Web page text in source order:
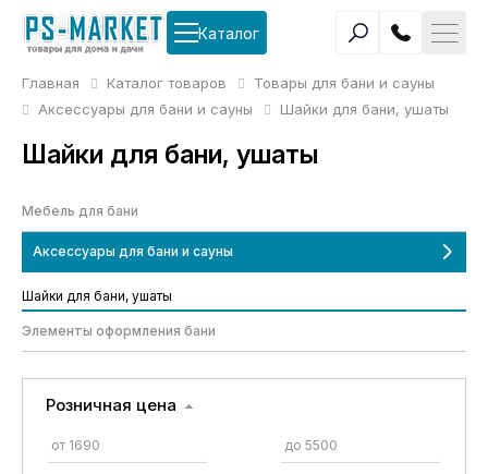
Каталог
Главная Каталог товаров
Товары для бани и сауны
Аксессуары для бани и сауны
Шайки для бани, ушаты
Шайки для бани, ушаты
Мебель для бани
Шайки для бани, ушаты
Аксессуары для бани и сауны
Элементы оформления бани
Розничная цена